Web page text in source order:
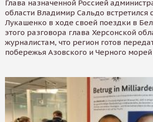
Глава назначенной Россией
области Владимир Сальдо встретился
Лукашенко в ходе своей поездки в
этого разговора глава Херсонской
журналистам, что регион готов
побережья Азовского и Черного морей